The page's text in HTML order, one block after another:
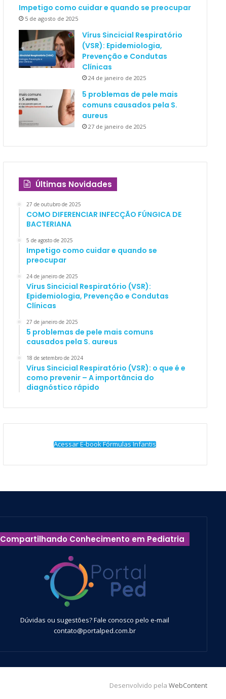
Impetigo como cuidar e quando se preocupar
5 de agosto de 2025
Vírus Sincicial Respiratório
(VSR): Epidemiologia,
Prevenção e Condutas
Clínicas
24 de janeiro de 2025
5 problemas de pele mais
comuns causados pela S.
aureus
27 de janeiro de 2025
Últimas Novidades
27 de outubro de 2025
COMO DIFERENCIAR INFECÇÃO FÚNGICA DE
BACTERIANA
5 de agosto de 2025
Impetigo como cuidar e quando se
preocupar
24 de janeiro de 2025
Vírus Sincicial Respiratório (VSR):
Epidemiologia, Prevenção e Condutas
Clínicas
27 de janeiro de 2025
5 problemas de pele mais comuns
causados pela S. aureus
18 de setembro de 2024
Vírus Sincicial Respiratório (VSR): o que é e
como prevenir – A importância do
diagnóstico rápido
Acessar E-book Fórmulas Infantis
Compartilhando Conhecimento em Pediatria
Dúvidas ou sugestões? Fale conosco pelo e-mail
contato@portalped.com.br
Desenvolvido pela WebContent